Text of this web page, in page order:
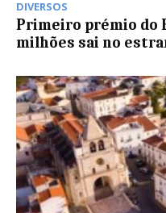
DIVERSOS
Primeiro prémio do
milhões sai no